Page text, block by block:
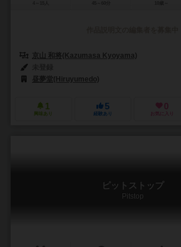
京山 和将(Kazumasa Kyoyama)
昼夢堂(Hiruyumedo)
1
興味あり
5
経験あり
0
お気に入り
ピットストップ
Pitstop